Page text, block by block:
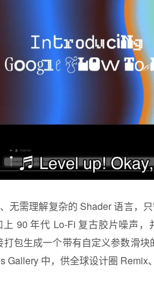
无需理解复杂的 Shader 语言，
90 年代 Lo-Fi 复古胶片噪声，
包生成一个带有自定义参数滑
Gallery 中，供全球设计圈 Remix